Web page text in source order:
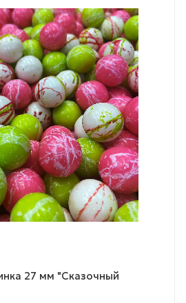
27 мм "Сказочный